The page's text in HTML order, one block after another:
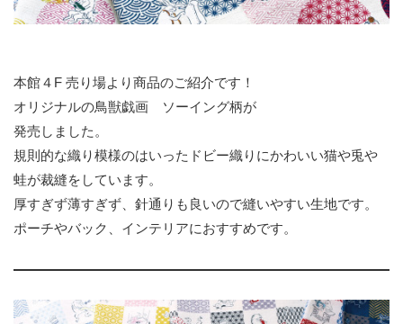
本館４F 売り場より商品のご紹介です！
オリジナルの鳥獣戯画 ソーイング柄が
発売しました。
規則的な織り模様のはいったドビー織りにかわいい猫や兎や
蛙が裁縫をしています。
厚すぎず薄すぎず、針通りも良いので縫いやすい生地です。
ポーチやバック、インテリアにおすすめです。